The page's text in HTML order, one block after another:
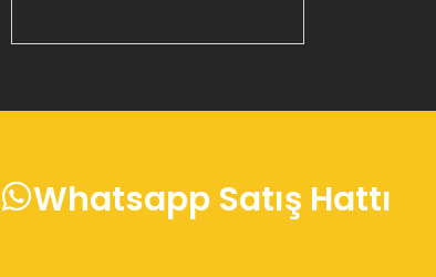
Whatsapp Satış Hattı